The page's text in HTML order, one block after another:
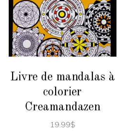
AJOUTER AU PANIER
Livre de mandalas à
colorier
Creamandazen
19.99$